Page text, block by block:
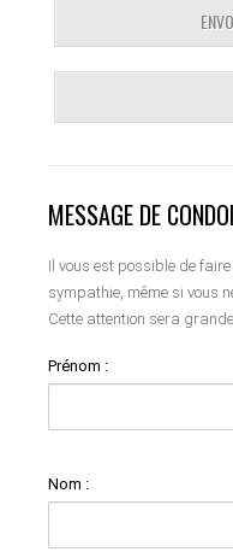
MESSAGE DE
Il vous est possible de
sympathie, même si vous
Cette attention sera
Prénom :
Nom :